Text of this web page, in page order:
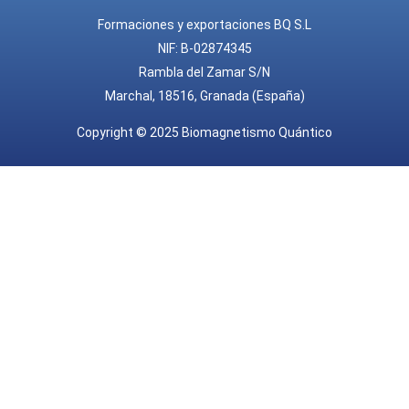
Formaciones y exportaciones BQ S.L
NIF: B-02874345
Rambla del Zamar S/N
Marchal, 18516, Granada (España)
Copyright © 2025 Biomagnetismo Quántico